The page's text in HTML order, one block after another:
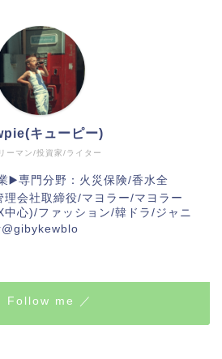
ーマン/投資家/ライター
キューピー)
▶️専門分野：火災保険/香水全
会社取締役/マヨラー/マヨラー
心)/ファッション/韓ドラ/ジャニ
Follow me ／